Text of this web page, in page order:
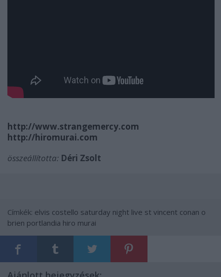
http://www.strangemercy.com
http://hiromurai.com
összeállította: Déri Zsolt
Címkék: elvis costello saturday night live st vincent conan o
brien portlandia hiro murai